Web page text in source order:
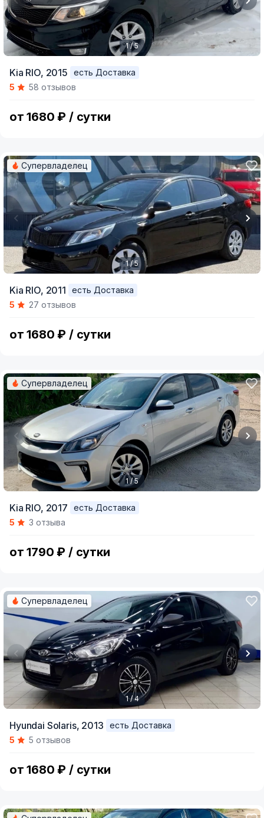
of
1 / 5
Kia RIO, 2015
есть Доставка
5
58 отзывов
от 1680 ₽ / сутки
of
Супервладелец
1 / 5
Kia RIO, 2011
есть Доставка
5
27 отзывов
от 1680 ₽ / сутки
of
Супервладелец
1 / 5
Kia RIO, 2017
есть Доставка
5
3 отзыва
от 1790 ₽ / сутки
of
Супервладелец
1 / 4
Hyundai Solaris, 2013
есть Доставка
5
5 отзывов
от 1680 ₽ / сутки